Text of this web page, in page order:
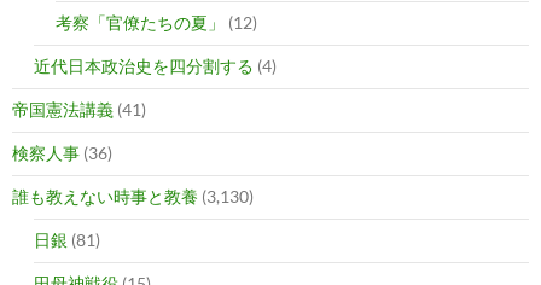
考察「官僚たちの夏」 (12)
近代日本政治史を四分割する (4)
帝国憲法講義 (41)
検察人事 (36)
誰も教えない時事と教養 (3,130)
日銀 (81)